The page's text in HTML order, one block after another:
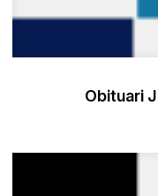
Obituari